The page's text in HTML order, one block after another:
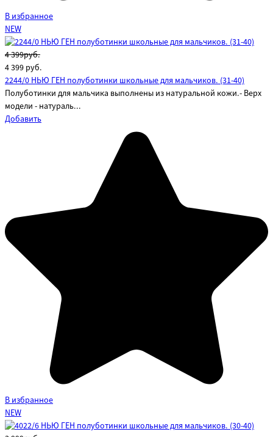
В избранное
NEW
4 399руб.
4 399 руб.
2244/0 НЬЮ ГЕН полуботинки школьные для мальчиков. (31-40)
Полуботинки для мальчика выполнены из натуральной кожи.- Верх
модели - натураль...
Добавить
В избранное
NEW